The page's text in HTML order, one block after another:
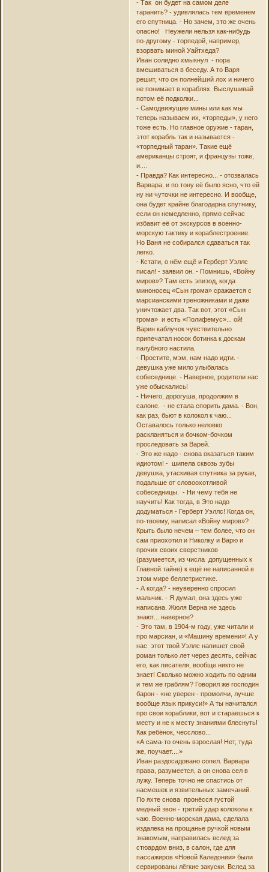
- Так он будет на самом деле
таранить? - удивлялась тем временем
его спутница. - Но зачем, это же очень
опасно! Неужели нельзя как-нибудь
по-другому - торпедой, например,
взорвать миной Уайтхеда?
Иван солидно хмыкнул - пора
вмешиваться в беседу. А то Варя
решит, что он полнейший лох и ничего
не понимает в кораблях. Выслушивай
потом её подколки...
- Самодвижущие мины или как мы
теперь называем их, «торпеды», у него
тоже есть. Но главное оружие - таран,
этот корабль так и называется -
«торпедный таран». Такие ещё
американцы строят, и французы тоже,
и....
- Правда? Как интересно... - отозвалась
Варвара, и по тону её было ясно, что ей
ну ни чуточки не интересно. И вообще,
она будет крайне благодарна спутнику,
если он немедленно, прямо сейчас
избавит её от экскурсов в военно-
морскую тактику и кораблестроение.
Но Ваня не собирался сдаваться так
легко.
- Кстати, о нём ещё и Герберт Уэллс
писал! - заявил он. - Помнишь, «Войну
миров»? Там есть эпизод, когда
миноносец «Сын грома» сражается с
марсианскими треножниками и даже
уничтожает два. Так вот, этот «Сын
грома» и есть «Полифемус»... ой!
Варин каблучок чувствительно
припечатал носок ботинка к доскам
палубного настила.
- Простите, мэм, нам надо идти. -
девушка уже мило улыбалась
собеседнице. - Наверное, родители нас
уже обыскались!
- Ничего, дорогуша, продолжим в
салоне. - не стала спорить дама. - Вон,
как раз, бьют в колокол к чаю...
Оставалось только неловко
раскланяться и бочком-бочком
проследовать за Варей.
- Это же надо - снова оказаться таким
идиотом! - шипела сквозь зубы
девушка, утаскивая спутника за рукав,
подальше от словоохотливой
собеседницы. - Ни чему тебя не
научить! Как тогда, в Это надо
додуматься - Герберт Уэллс! Когда он,
по-твоему, написал «Войну миров»?
Крыть было нечем – тем более, что он
сам приохотил и Николку и Варю и
прочих своих сверстников
(разумеется, из числа допущенных к
Главной тайне) к ещё не написанной в
этом мире беллетристике.
- А когда? - неуверенно спросил
мальчик. - Я думал, она здесь уже
написана. Жюля Верна же здесь
знают... наверное?
- Это там, в 1904-м году, уже читали и
про марсиан, и «Машину времени»! А у
нас этот твой Уэллс напишет свой
роман только лет через десять, сейчас
его, как писателя, вообще никто не
знает! Сколько можно ходить по одним
и тем же граблям? Говорил же господин
барон - «не уверен - промолчи, лучше
вообще язык прикуси!» А ты начитался
про свои кораблики, вот и стараешься к
месту и не к месту знаниями блеснуть!
Как ребёнок, чесслово...
«А сама-то очень взрослая! Нет, туда
же, поучает....»
Иван раздосадовано сопел. Варвара
права, разумеется, а он снова сел в
лужу. Теперь точно не спастись от
насмешек и язвительных замечаний.
По яхте снова пронёсся густой
медный звон - третий удар колокола к
чаю. Военно-морская дама, сделала
издалека на прощанье ручкой новым
знакомым, направилась вслед за
стюардом вниз, в салон, где для
пассажиров «Новой Каледонии» были
сервированы лёгкие закуски. Вслед за